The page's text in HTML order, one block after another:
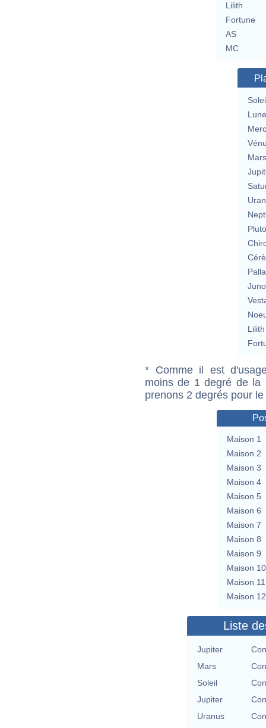
Lilith
Fortune
AS
MC
Lune
Mars
Lilith
* Comme il est
moins de 1 degré de la
prenons 2 degrés pour
Maison 1
Maison 2
Maison 3
Maison 4
Maison 5
Maison 6
Maison 7
Maison 8
Maison 9
Maison 10
Maison 11
Maison 12
Liste
Jupiter
Mars
Soleil
Jupiter
Uranus